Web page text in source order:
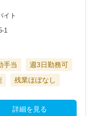
イト
1
手当
週3日勤務可
残業ほぼなし
詳細を見る